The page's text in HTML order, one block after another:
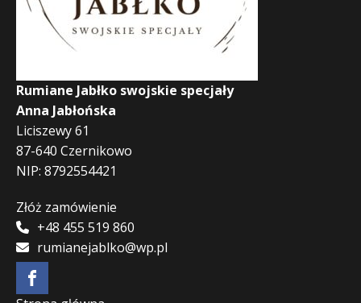
Rumiane Jabłko swojskie specjały
Anna Jabłońska
Liciszewy 61
87-640 Czernikowo
NIP: 8792554421
Złóż zamówienie
+48 455 519 860
rumianejablko@wp.pl